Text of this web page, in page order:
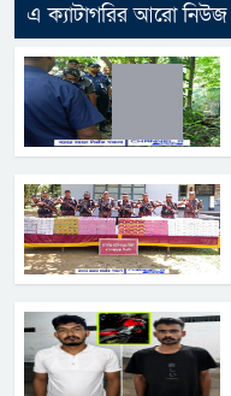
এ ক্যাটাগরির আরো নিউজ